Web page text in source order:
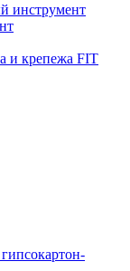
инструмент
и крепежа FIT